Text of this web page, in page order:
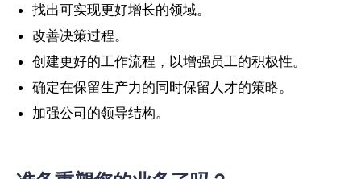
找出可实现更好增长的领域。
改善决策过程。
创建更好的工作流程，以增强员工的积极性。
确定在保留生产力的同时保留人才的策略。
加强公司的领导结构。